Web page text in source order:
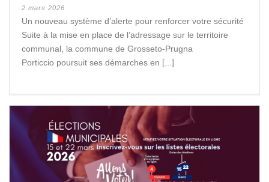
2 mars 2026
Un nouveau système d’alerte pour renforcer votre sécurité
Suite à la mise en place de l’adressage sur le territoire
communal, la commune de Grosseto-Prugna
Porticcio poursuit ses démarches en [...]